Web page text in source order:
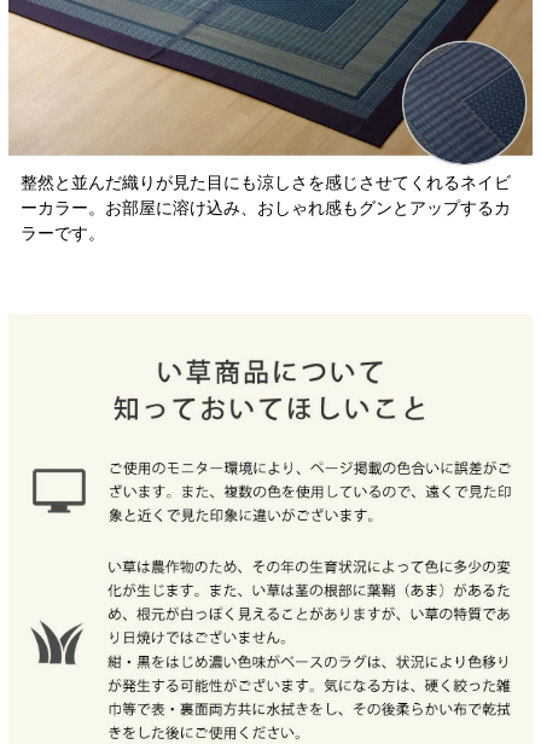
整然と並んだ織りが見た目にも涼しさを感じさせてくれるネイビ
ーカラー。お部屋に溶け込み、おしゃれ感もグンとアップするカ
ラーです。